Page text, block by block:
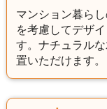
マンション暮ら
を考慮してデザ
す。ナチュラル
置いただけます。